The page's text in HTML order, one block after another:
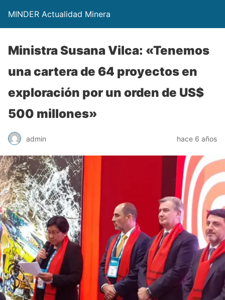
MINDER Actualidad Minera
Ministra Susana Vilca: «Tenemos
una cartera de 64 proyectos en
exploración por un orden de US$
500 millones»
admin hace 6 años